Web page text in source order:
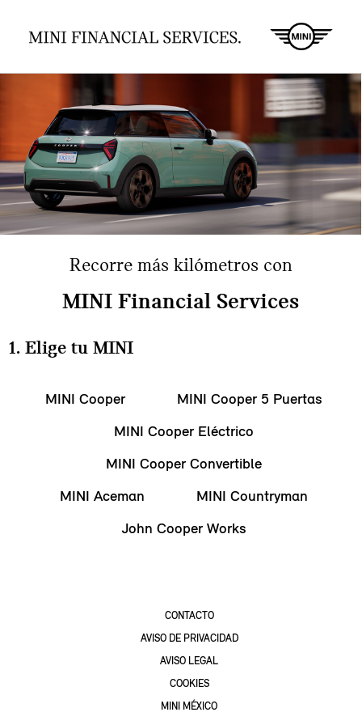
Recorre más kilómetros con
MINI Financial Services
1. Elige tu MINI
MINI Cooper
MINI Cooper 5 Puertas
MINI Cooper Eléctrico
MINI Cooper Convertible
MINI Aceman
MINI Countryman
John Cooper Works
CONTACTO
AVISO DE PRIVACIDAD
AVISO LEGAL
COOKIES
MINI MÉXICO